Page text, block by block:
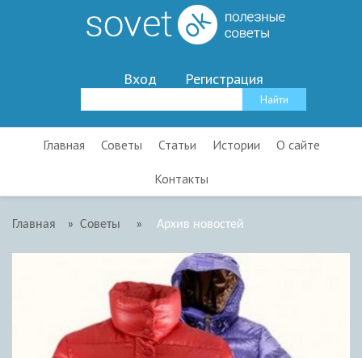
Вход Регистрация
Главная Советы Статьи Истории О сайте
Контакты
Главная » Советы » Архив новостей